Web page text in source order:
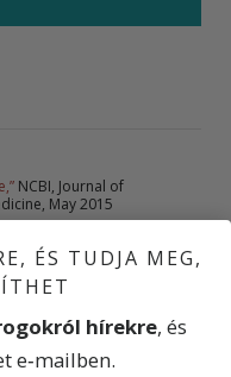
NCBI, Journal of
May 2015
of cannabis use,”
ÉS TUDJA MEG,
hírekre, és
e‑mailben.